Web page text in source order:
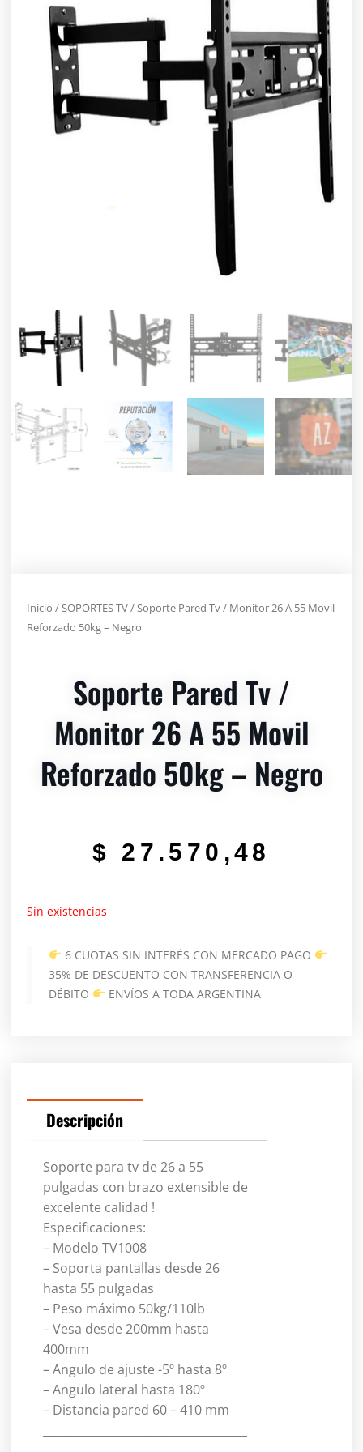
Inicio /SOPORTES TV/ Soporte Pared Tv / Monitor 26 A 55 Movil
Reforzado 50kg – Negro
Soporte Pared Tv /
Monitor 26 A 55 Movil
Reforzado 50kg – Negro
$ 27.570,48
Sin existencias
6 CUOTAS SIN INTERÉS CON MERCADO PAGO
35% DE DESCUENTO CON TRANSFERENCIA O
DÉBITO
ENVÍOS A TODA ARGENTINA
Descripción
Soporte para tv de 26 a 55
pulgadas con brazo extensible de
excelente calidad !
Especificaciones:
– Modelo TV1008
– Soporta pantallas desde 26
hasta 55 pulgadas
– Peso máximo 50kg/110lb
– Vesa desde 200mm hasta
400mm
– Angulo de ajuste -5º hasta 8º
– Angulo lateral hasta 180º
– Distancia pared 60 – 410 mm